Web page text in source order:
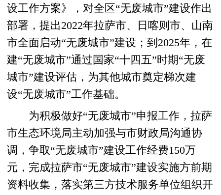
设工作方案》，对全区“无废城市”建设作出
部署，提出2022年拉萨市、日喀则市、山南
市全面启动“无废城市”建设；到2025年，在
建“无废城市”通过国家“十四五”时期“无废
城市”建设评估，为其他城市奠定梯次建
设“无废城市”工作基础。
为积极做好“无废城市”申报工作，拉萨
市生态环境局主动加强与市财政局沟通协
调，争取“无废城市”建设工作经费150万
元，完成拉萨市“无废城市”建设实施方前期
资料收集，落实第三方技术服务单位组织开